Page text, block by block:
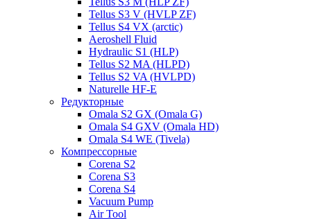
Tellus S3 V (HVLP ZF)
Tellus S4 VX (arctic)
Aeroshell Fluid
Hydraulic S1 (HLP)
Tellus S2 MA (HLPD)
Tellus S2 VA (HVLPD)
Naturelle HF-E
Редукторные
Omala S2 GX (Omala G)
Omala S4 GXV (Omala HD)
Omala S4 WE (Tivela)
Компрессорные
Corena S2
Corena S3
Corena S4
Vacuum Pump
Air Tool